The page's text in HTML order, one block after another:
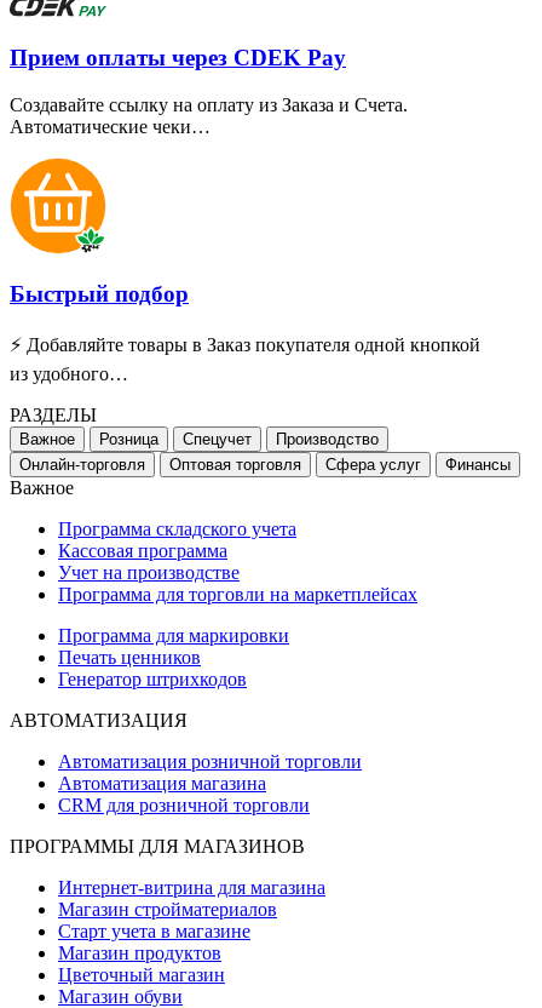
Прием оплаты через CDEK Pay
Создавайте ссылку на оплату из Заказа и Счета.
Автоматические чеки…
Быстрый подбор
⚡ Добавляйте товары в Заказ покупателя одной кнопкой
из удобного…
РАЗДЕЛЫ
Важное Розница Спецучет
Производство
Онлайн-торговля
Оптовая торговля Сфера услуг Финансы
Важное
Программа складского учета
Кассовая программа
Учет на производстве
Программа для торговли на маркетплейсах
Программа для маркировки
Печать ценников
Генератор штрихкодов
АВТОМАТИЗАЦИЯ
Автоматизация розничной торговли
Автоматизация магазина
CRM для розничной торговли
ПРОГРАММЫ ДЛЯ МАГАЗИНОВ
Интернет-витрина для магазина
Магазин стройматериалов
Старт учета в магазине
Магазин продуктов
Цветочный магазин
Магазин обуви